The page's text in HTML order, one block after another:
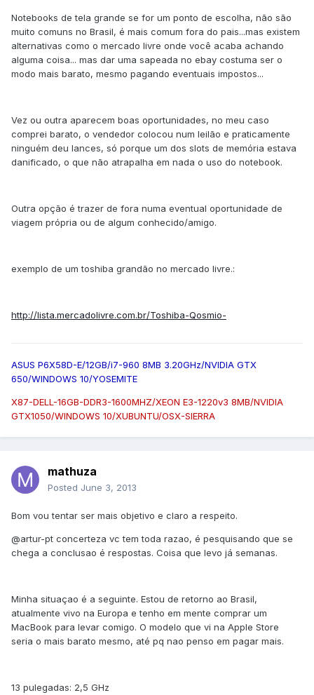
Notebooks de tela grande se for um ponto de escolha, não são
muito comuns no Brasil, é mais comum fora do pais...mas existem
alternativas como o mercado livre onde você acaba achando
alguma coisa... mas dar uma sapeada no ebay costuma ser o
modo mais barato, mesmo pagando eventuais impostos...
Vez ou outra aparecem boas oportunidades, no meu caso
comprei barato, o vendedor colocou num leilão e praticamente
ninguém deu lances, só porque um dos slots de memória estava
danificado, o que não atrapalha em nada o uso do notebook.
Outra opção é trazer de fora numa eventual oportunidade de
viagem própria ou de algum conhecido/amigo.
exemplo de um toshiba grandão no mercado livre.:
http://lista.mercadolivre.com.br/Toshiba-Qosmio-
ASUS P6X58D-E/12GB/i7-960 8MB 3.20GHz/NVIDIA GTX
650/WINDOWS 10/YOSEMITE
X87-DELL-16GB-DDR3-1600MHZ/XEON E3-1220v3 8MB/NVIDIA
GTX1050/WINDOWS 10/XUBUNTU/OSX-SIERRA
mathuza
Posted June 3, 2013
Bom vou tentar ser mais objetivo e claro a respeito.
@artur-pt concerteza vc tem toda razao, é pesquisando que se
chega a conclusao é respostas. Coisa que levo já semanas.
Minha situaçao é a seguinte. Estou de retorno ao Brasil,
atualmente vivo na Europa e tenho em mente comprar um
MacBook para levar comigo. O modelo que vi na Apple Store
seria o mais barato mesmo, até pq nao penso em pagar mais.
13 pulegadas: 2,5 GHz